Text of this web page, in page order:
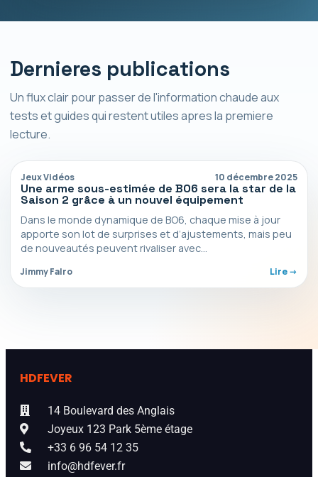
Dernieres publications
Un flux clair pour passer de l'information chaude aux
tests et guides qui restent utiles apres la premiere
lecture.
Jeux Vidéos 10 décembre 2025
Une arme sous-estimée de BO6 sera la star de la
Saison 2 grâce à un nouvel équipement
Dans le monde dynamique de BO6, chaque mise à jour
apporte son lot de surprises et d’ajustements, mais peu
de nouveautés peuvent rivaliser avec…
Jimmy Falro Lire ->
HDFEVER
14 Boulevard des Anglais
Joyeux 123 Park 5ème étage
+33 6 96 54 12 35
info@hdfever.fr